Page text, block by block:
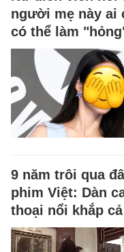
người mẹ này ai
có thể làm
9 năm trôi qua
phim Việt: Dàn
thoại nổi khắp